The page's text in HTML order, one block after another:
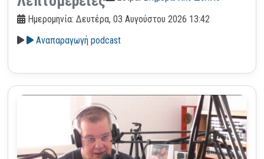
Ημερομηνία: Δευτέρα, 03 Αυγούστου 2026 13:42
Αναπαραγωγή podcast